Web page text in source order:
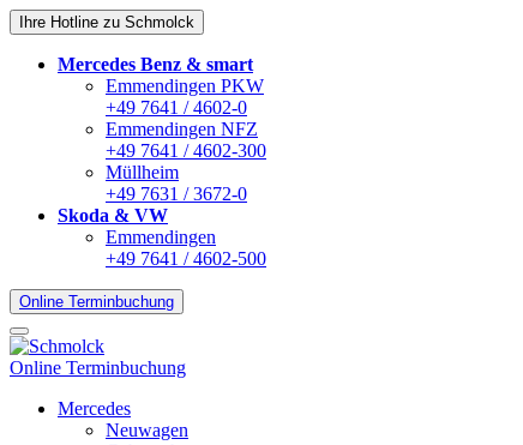
Ihre Hotline zu Schmolck
Mercedes Benz & smart
Emmendingen PKW
+49 7641 / 4602-0
Emmendingen NFZ
+49 7641 / 4602-300
Müllheim
+49 7631 / 3672-0
Skoda & VW
Emmendingen
+49 7641 / 4602-500
Online Terminbuchung
Online Terminbuchung
Mercedes
Neuwagen